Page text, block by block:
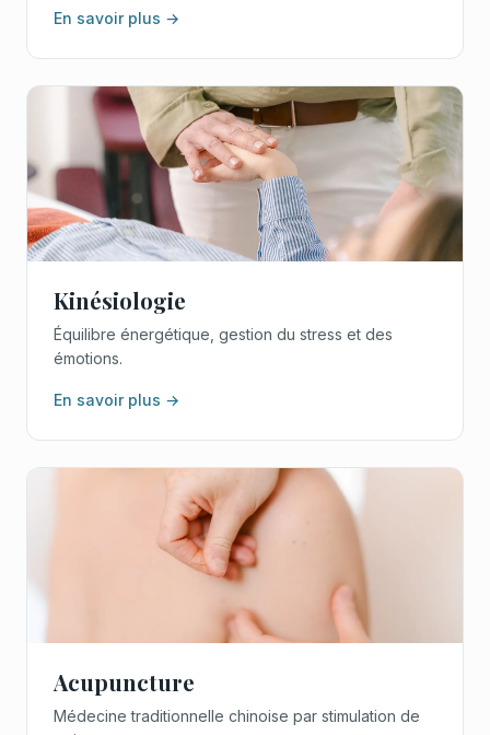
En savoir plus →
Kinésiologie
Équilibre énergétique, gestion du stress et des
émotions.
En savoir plus →
Acupuncture
Médecine traditionnelle chinoise par stimulation de